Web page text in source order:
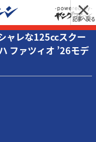
記事へ戻る
ャレな125ccスクー
ファツィオ ’26モデ